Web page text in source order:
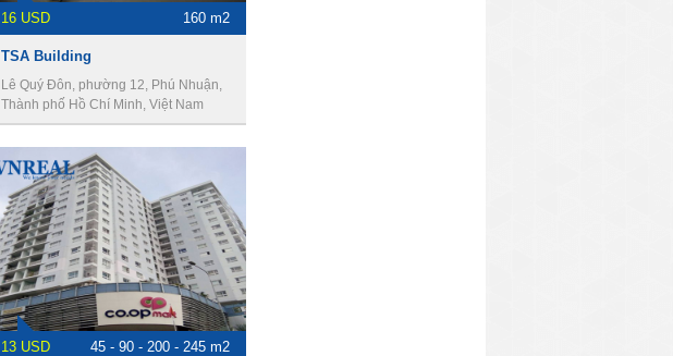
16 USD 160 m2
TSA Building
Lê Quý Đôn, phường 12, Phú Nhuận,
Thành phố Hồ Chí Minh, Việt Nam
13 USD 45 - 90 - 200 - 245 m2